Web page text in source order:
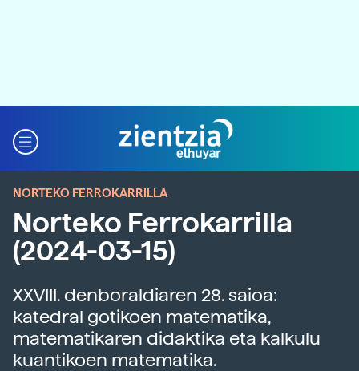
NORTEKO FERROKARRILLA
Norteko Ferrokarrilla
(2024-03-15)
XXVIII. denboraldiaren 28. saioa:
katedral gotikoen matematika,
matematikaren didaktika eta kalkulu
kuantikoen matematika.